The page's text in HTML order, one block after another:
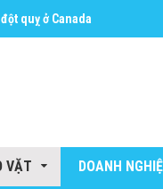
VẶT DOANH